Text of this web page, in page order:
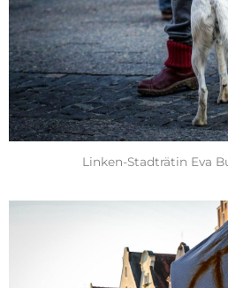
Linken-Stadträtin Eva